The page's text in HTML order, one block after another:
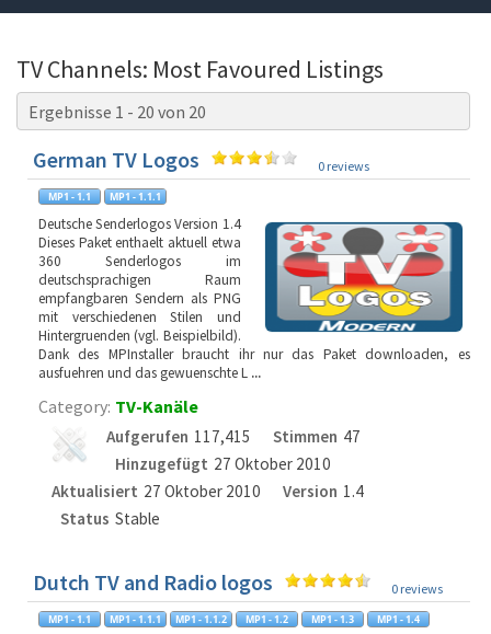
TV Channels: Most Favoured Listings
Ergebnisse 1 - 20 von 20
German TV Logos 0 reviews
Deutsche Senderlogos Version 1.4
Dieses Paket enthaelt aktuell etwa
360 Senderlogos im
deutschsprachigen Raum
empfangbaren Sendern als PNG
mit verschiedenen Stilen und
Hintergruenden (vgl. Beispielbild).
Dank des MPInstaller braucht ihr nur das Paket downloaden, es
ausfuehren und das gewuenschte L ...
Category: TV-Kanäle
Aufgerufen 117,415 Stimmen 47
Hinzugefügt 27 Oktober 2010
Aktualisiert 27 Oktober 2010 Version 1.4
Status Stable
Dutch TV and Radio logos 0 reviews